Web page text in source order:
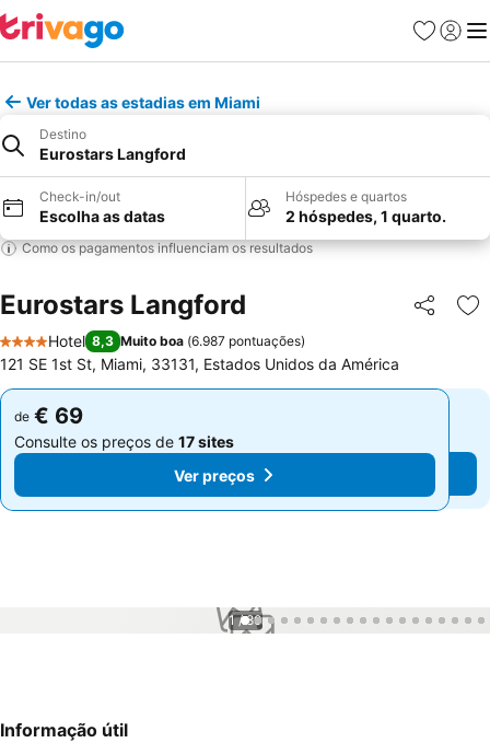
Favoritos
Iniciar
Ver todas as estadias em Miami
Destino
Eurostars Langford
Check-in/out
Escolha as datas
Hóspedes e quartos
2 hóspedes, 1 quarto.
Como os pagamentos influenciam os resultados
Eurostars Langford Partilhar
4 Estrelas
Hotel 8,3 Muito boa (6.987 pontuações)
121 SE 1st St, Miami, 33131, Estados Unidos da América
de € 69
Consulte os preços de 17 sites
Ver preços
de € 69
Consulte os preços de 17 sites
Ver preços
1 / 80
Informação útil